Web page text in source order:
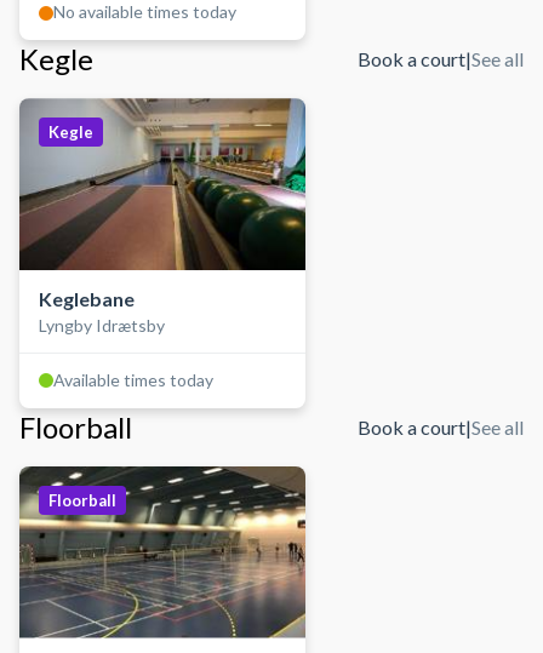
No available times today
Kegle Book a court|See all
Kegle
Keglebane
Lyngby Idrætsby
Available times today
Floorball Book a court|See all
Floorball